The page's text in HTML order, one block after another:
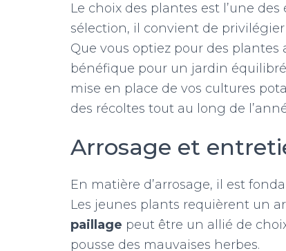
Le choix des plantes est l’une
sélection, il convient de
Que vous optiez pour des
bénéfique pour un jardin
mise en place de vos cultures
des récoltes tout au long de
Arrosage et
En matière d’arrosage, il est
Les jeunes plants requièrent un
paillage peut être un allié de
pousse des mauvaises herbes.